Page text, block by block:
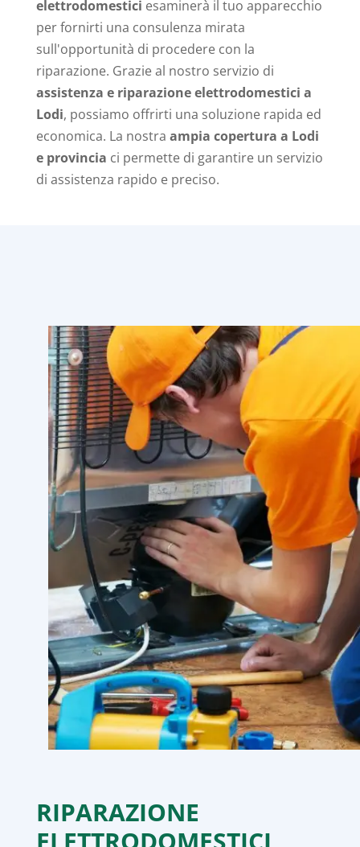
elettrodomestici esaminerà il tuo apparecchio
per fornirti una consulenza mirata
sull'opportunità di procedere con la
riparazione. Grazie al nostro servizio di
assistenza e riparazione elettrodomestici a
Lodi, possiamo offrirti una soluzione rapida ed
economica. La nostra ampia copertura a Lodi
e provincia ci permette di garantire un servizio
di assistenza rapido e preciso.
RIPARAZIONE